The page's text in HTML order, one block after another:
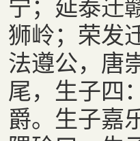
狮岭；荣发
法遵公，唐
尾，生子四
爵。生子嘉